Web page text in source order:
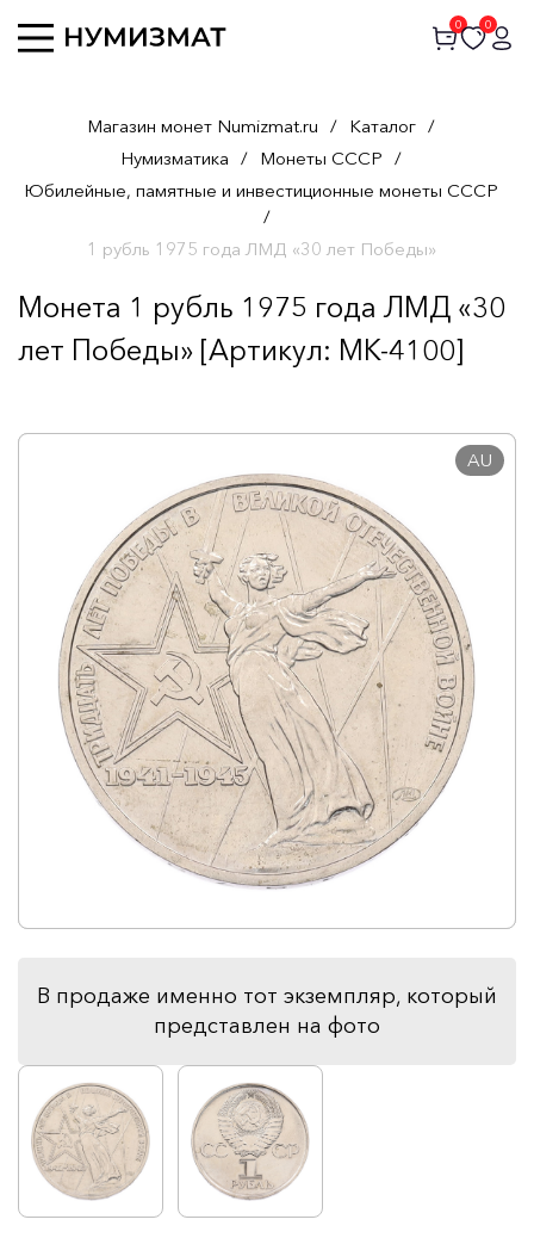
0 0
Магазин монет Numizmat.ru / Каталог /
Нумизматика / Монеты СССР /
Юбилейные, памятные и инвестиционные монеты СССР
/
1 рубль 1975 года ЛМД «30 лет Победы»
Монета 1 рубль 1975 года ЛМД «30
лет Победы» [Артикул: MK-4100]
AU
В продаже именно тот экземпляр, который
представлен на фото